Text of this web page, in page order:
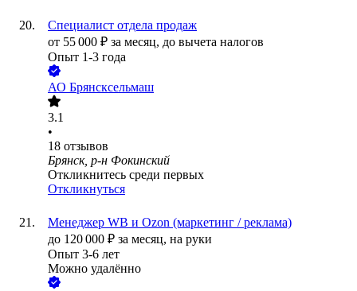
Специалист отдела продаж
от 55 000 ₽ за месяц, до вычета налогов
Опыт 1-3 года
АО Брянсксельмаш
3.1
•
18 отзывов
Брянск, р-н Фокинский
Откликнитесь среди первых
Откликнуться
Менеджер WB и Ozon (маркетинг / реклама)
до 120 000 ₽ за месяц, на руки
Опыт 3-6 лет
Можно удалённо